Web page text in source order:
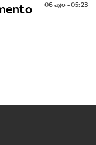
06 ago - 05:23